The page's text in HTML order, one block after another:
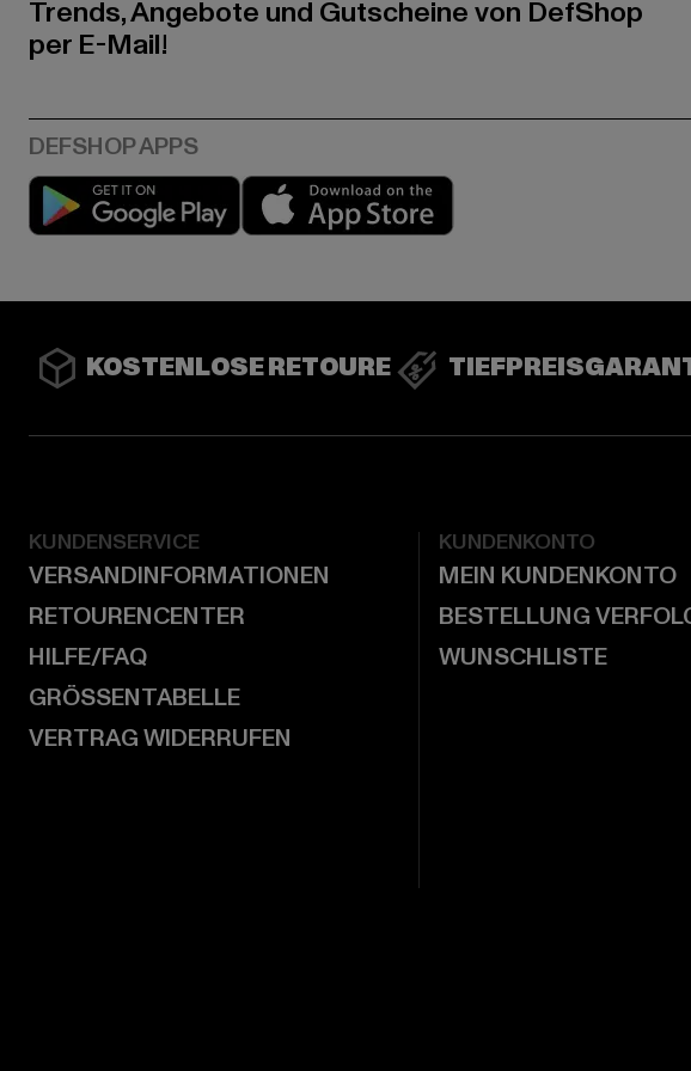
Trends, Angebote und Gutscheine von DefShop
per E-Mail!
Play market
KOSTENLOSE RETOURE
KUNDENSERVICE
VERSANDINFORMATIONEN
RETOURENCENTER
HILFE/FAQ
GRÖSSENTABELLE
VERTRAG WIDERRUFEN
KUNDENKONTO
MEIN KUNDENKONTO
BESTELLUNG
WUNSCHLISTE